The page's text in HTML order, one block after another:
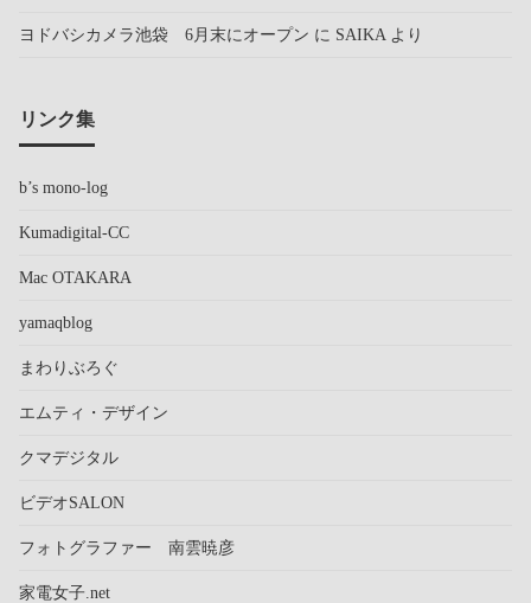
ヨドバシカメラ池袋 6月末にオープン に SAIKA より
リンク集
b’s mono-log
Kumadigital-CC
Mac OTAKARA
yamaqblog
まわりぶろぐ
エムティ・デザイン
クマデジタル
ビデオSALON
フォトグラファー 南雲暁彦
家電女子.net